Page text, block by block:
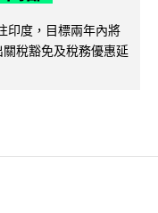
印度，目標兩年內將
稅豁免及稅務優惠延